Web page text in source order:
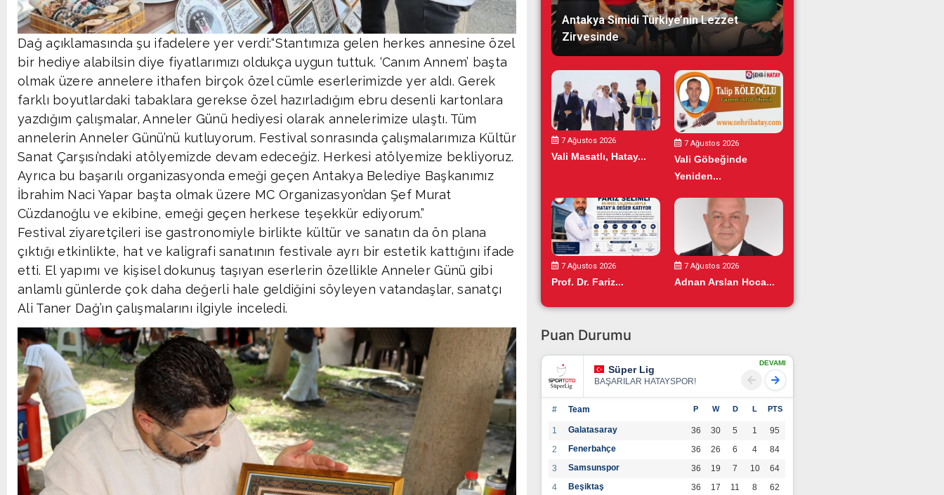
Dağ açıklamasında şu ifadelere yer verdi:“Stantımıza gelen herkes annesine özel
bir hediye alabilsin diye fiyatlarımızı oldukça uygun tuttuk. ‘Canım Annem’ başta
olmak üzere annelere ithafen birçok özel cümle eserlerimizde yer aldı. Gerek
farklı boyutlardaki tabaklara gerekse özel hazırladığım ebru desenli kartonlara
yazdığım çalışmalar, Anneler Günü hediyesi olarak annelerimize ulaştı. Tüm
annelerin Anneler Günü’nü kutluyorum. Festival sonrasında çalışmalarımıza Kültür
Sanat Çarşısı’ndaki atölyemizde devam edeceğiz. Herkesi atölyemize bekliyoruz.
Ayrıca bu başarılı organizasyonda emeği geçen Antakya Belediye Başkanımız
İbrahim Naci Yapar başta olmak üzere MC Organizasyon’dan Şef Murat
Cüzdanoğlu ve ekibine, emeği geçen herkese teşekkür ediyorum.”
Festival ziyaretçileri ise gastronomiyle birlikte kültür ve sanatın da ön plana
çıktığı etkinlikte, hat ve kaligrafi sanatının festivale ayrı bir estetik kattığını ifade
etti. El yapımı ve kişisel dokunuş taşıyan eserlerin özellikle Anneler Günü gibi
anlamlı günlerde çok daha değerli hale geldiğini söyleyen vatandaşlar, sanatçı
Ali Taner Dağ’ın çalışmalarını ilgiyle inceledi.
Antakya Simidi Türkiye’nin Lezzet
Zirvesinde
7 Ağustos 2026
Vali Masatlı, Hatay...
7 Ağustos 2026
Vali Göbeğinde
Yeniden...
7 Ağustos 2026
Prof. Dr. Fariz...
7 Ağustos 2026
Adnan Arslan Hoca...
Puan Durumu
Süper Lig
BAŞARILAR HATAYSPOR!
DEVAMI
# Team P W D L PTS
1 Galatasaray 36 30 5 1
95
2
Fenerbahçe 36 26 6 4
84
3
Samsunspor 36 19 7 10
64
4
Beşiktaş 36 17 11 8
62